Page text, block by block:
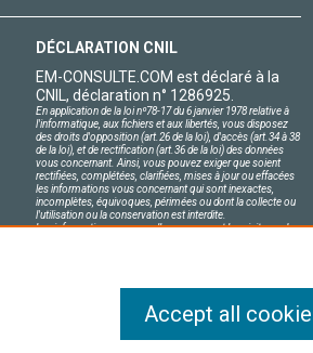
DÉCLARATION CNIL
EM-CONSULTE.COM est déclaré à la
CNIL, déclaration n° 1286925.
En application de la loi nº78-17 du 6 janvier 1978 relative à
l'informatique, aux fichiers et aux libertés, vous disposez
des droits d'opposition (art.26 de la loi), d'accès (art.34 à 38
de la loi), et de rectification (art.36 de la loi) des données
vous concernant. Ainsi, vous pouvez exiger que soient
rectifiées, complétées, clarifiées, mises à jour ou effacées
les informations vous concernant qui sont inexactes,
incomplètes, équivoques, périmées ou dont la collecte ou
l'utilisation ou la conservation est interdite.
Les informations personnelles concernant les visiteurs de
Accept all